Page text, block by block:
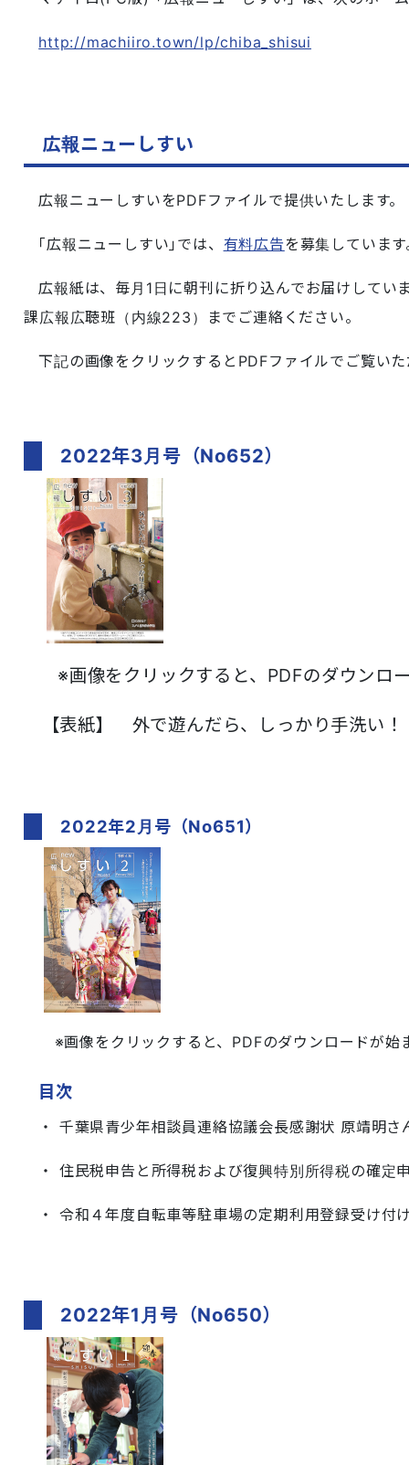
http://machiiro.town/lp/chiba_shisui
広報ニューしすい
広報ニューしすいをPDFファイルで提供いたします。
｢広報ニューしすい｣では、 有料広告を募集していま
広報紙は、毎月1日に朝刊に折り込んでお届けして
課広報広聴班（内線223）までご連絡ください。
下記の画像をクリックするとPDFファイルでご覧い
2022年3月号（No652）
※画像をクリックすると、PDFのダウンロ
【表紙】 外で遊んだら、しっかり手洗い！
2022年2月号（No651）
※画像をクリックすると、PDFのダウンロードが
目次
・ 千葉県青少年相談員連絡協議会長感謝状 原靖明
・ 住民税申告と所得税および復興特別所得税の確定
・ 令和４年度自転車等駐車場の定期利用登録受け付
2022年1月号（No650）